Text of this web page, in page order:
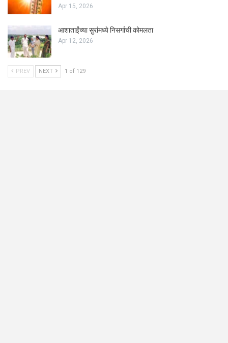
Apr 15, 2026
आशाताईंच्या सुरांमध्ये निसर्गाची कोमलता
Apr 12, 2026
PREV NEXT 1 of 129